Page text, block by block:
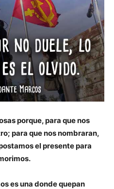
porque, para que nos
para que nos nombraran,
el presente para
es una donde quepan